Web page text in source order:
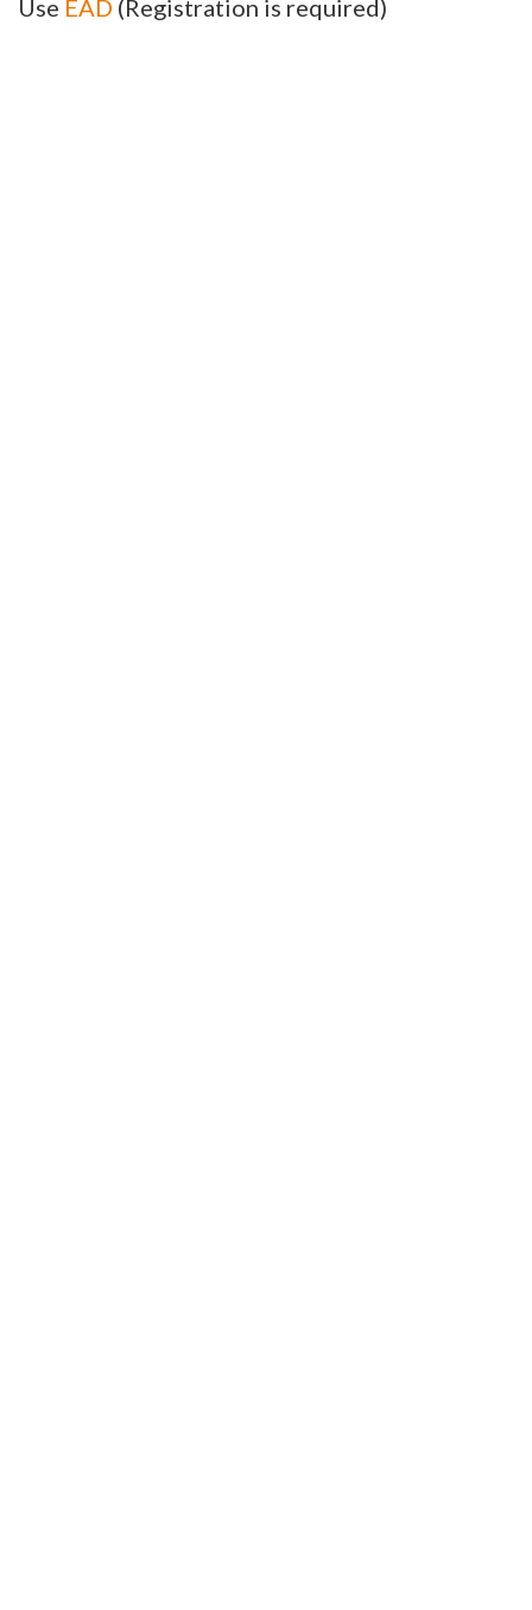
Use EAD (Registration is required)